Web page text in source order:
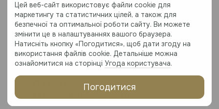
Цей веб-сайт використовує файли cookie для
маркетингу та статистичних цілей, а також для
безпечної та оптимальної роботи сайту. Ви можете
змінити це в налаштуваннях вашого браузера.
Натисніть кнопку «Погодитися», щоб дати згоду на
використання файлів cookie. Детальніше можна
ознайомитися на сторінці Угода користувача.
Погодитися
Кріплення: монтується до стіни на дистанційні
кріплення, які забезпечують ефект "ширяння" над
поверхнею.
Розміри:
S:90x84 см (35.4"x33")
M:100x94 см (39.4"x37")
120x110 см (47.3"x44")
150x140 см (59"x55")